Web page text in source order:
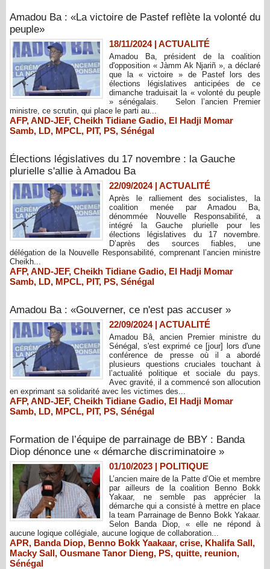
Amadou Ba : «La victoire de Pastef reflète la volonté du
peuple»
18/11/2024| ACTUALITÉ
Amadou Ba, président de la coalition
d'opposition « Jàmm Ak Njariñ », a déclaré
que la « victoire » de Pastef lors des
élections législatives anticipées de ce
dimanche traduisait la « volonté du peuple
» sénégalais. Selon l’ancien Premier
ministre, ce scrutin, qui place le parti au...
AFP,AND-JEF, Cheikh Tidiane Gadio, El Hadji Momar
Samb, LD, MPCL, PIT, PS, Sénégal
Élections législatives du 17 novembre : la Gauche
plurielle s'allie à Amadou Ba
22/09/2024| ACTUALITÉ
Après le ralliement des socialistes, la
coalition menée par Amadou Ba,
dénommée Nouvelle Responsabilité, a
intégré la Gauche plurielle pour les
élections législatives du 17 novembre.
D’après des sources fiables, une
délégation de la Nouvelle Responsabilité, comprenant l’ancien ministre
Cheikh...
AFP,AND-JEF, Cheikh Tidiane Gadio, El Hadji Momar
Samb, LD, MPCL, PIT, PS, Sénégal
Amadou Ba : «Gouverner, ce n'est pas accuser »
22/09/2024| ACTUALITÉ
Amadou Bâ, ancien Premier ministre du
Sénégal, s'est exprimé ce [jour] lors d'une
conférence de presse où il a abordé
plusieurs questions cruciales touchant à
l’actualité politique et sociale du pays.
Avec gravité, il a commencé son allocution
en exprimant sa solidarité avec les victimes des...
AFP,AND-JEF, Cheikh Tidiane Gadio, El Hadji Momar
Samb, LD, MPCL, PIT, PS, Sénégal
Formation de l’équipe de parrainage de BBY : Banda
Diop dénonce une « démarche discriminatoire »
01/10/2023 | POLITIQUE
L’ancien maire de la Patte d’Oie et membre
par ailleurs de la coalition Benno Bokk
Yakaar, ne semble pas apprécier la
démarche qui a consisté à mettre en place
la team Parrainage de Benno Bokk Yakaar.
Selon Banda Diop, « elle ne répond à
aucune logique collégiale, aucune logique de collaboration...
APR, Banda Diop, Benno Bokk Yaakaar, crise, Khalifa Sall,
Macky Sall, Ousmane Tanor Dieng, PS, quitte, reunion,
Sénégal